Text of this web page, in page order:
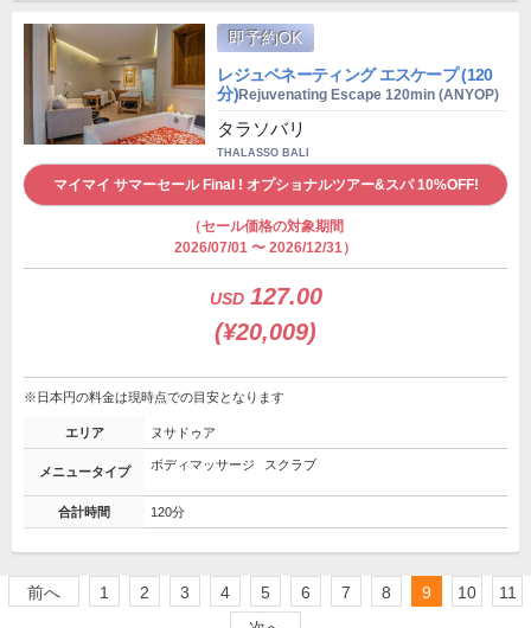
即予約OK
レジュベネーティング エスケープ (120
分)Rejuvenating Escape 120min (ANYOP)
タラソバリ
THALASSO BALI
マイマイ サマーセール Final ! オプショナルツアー&スパ 10%OFF!
（セール価格の対象期間
2026/07/01 〜 2026/12/31）
USD 127.00
(¥20,009)
※日本円の料金は現時点での目安となります
エリア ヌサドゥア
メニュータイプ ボディマッサージ スクラブ
合計時間 120分
前へ 1 2 3 4 5 6 7 8 9 10
11